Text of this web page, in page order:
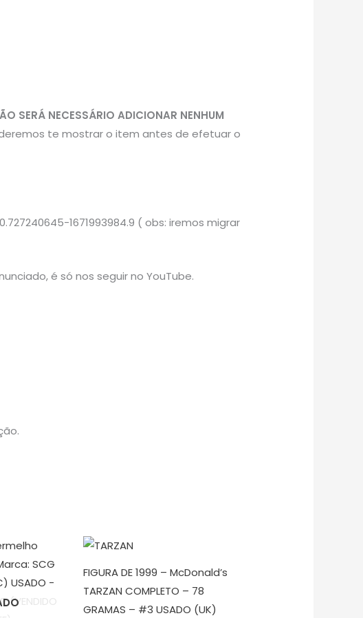
SERÁ NECESSÁRIO ADICIONAR NENHUM
te mostrar o item antes de efetuar o
1671993984.9 ( obs: iremos migrar
é só nos seguir no YouTube.
FIGURA DE 1999 – McDonald’s
TARZAN COMPLETO – 78
GRAMAS – #3 USADO (UK)